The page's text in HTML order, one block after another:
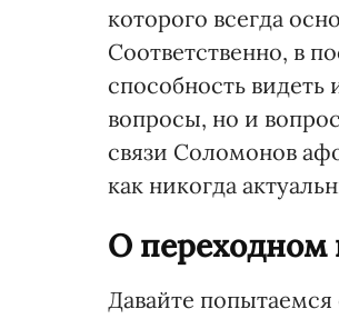
которого всегда
Соответственно, в
способность видеть
вопросы, но и
связи Соломонов
как никогда
О переходном
Давайте попытаемся